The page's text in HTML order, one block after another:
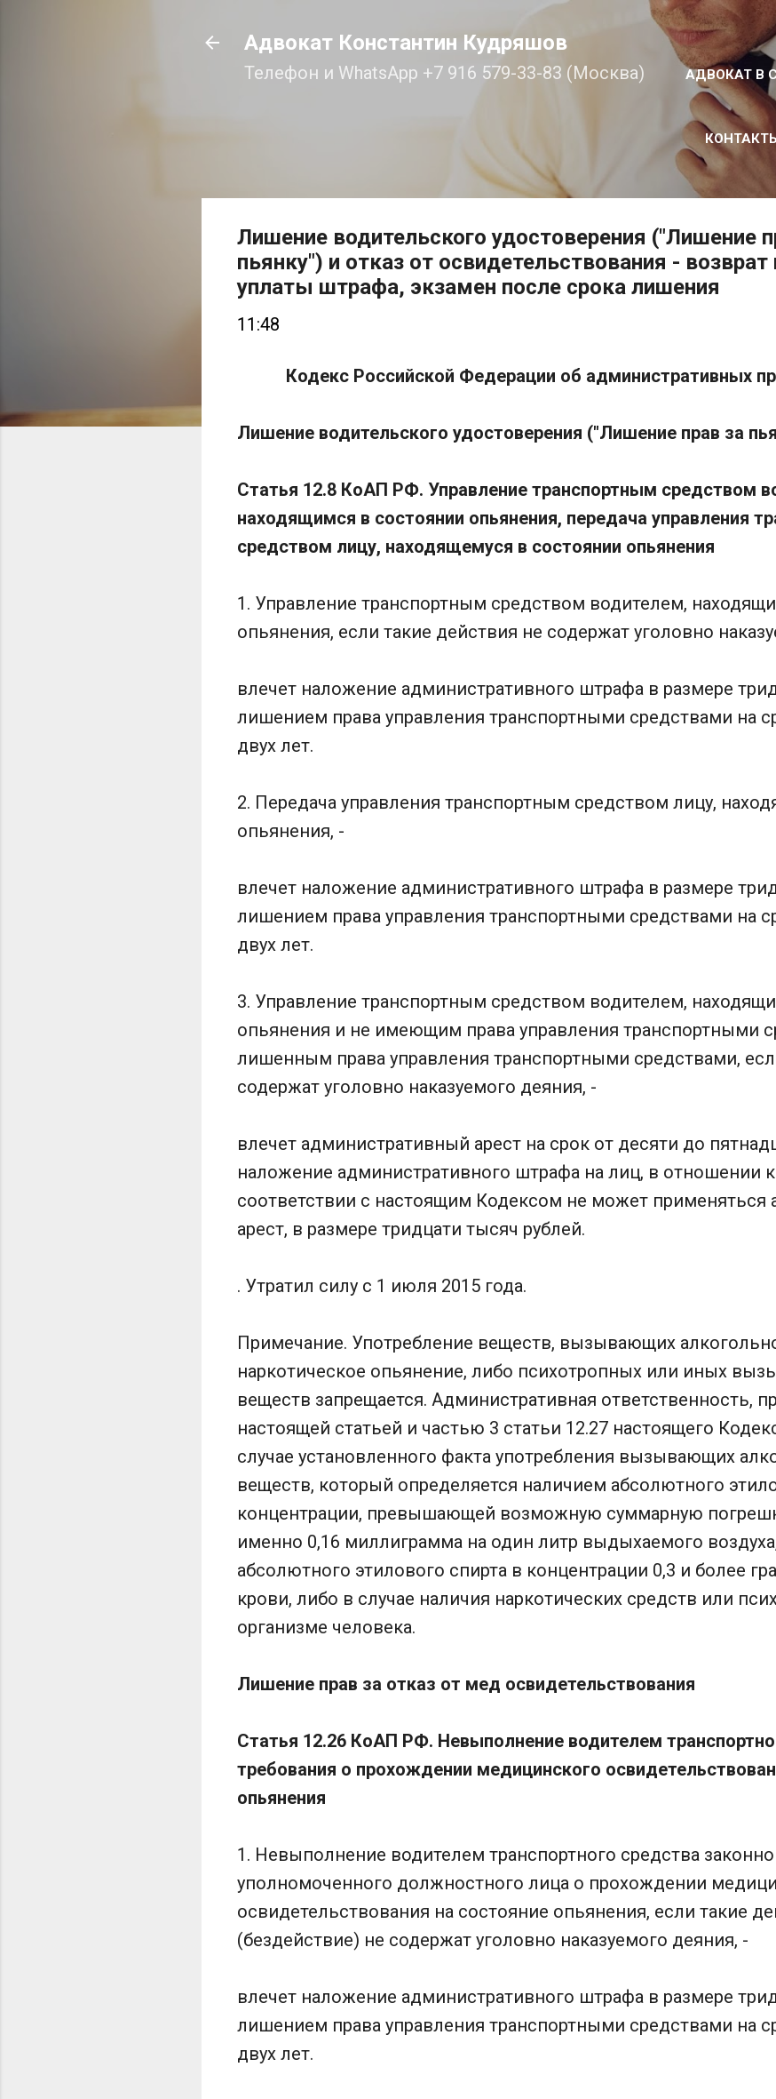
К основному контенту
Адвокат Константин Кудряшов
Телефон и WhatsApp +7 916 579-33-83 (Москва) АДВОКАТ В
Лишение водительского удостоверения ("Лишение
пьянку") и отказ от освидетельствования - возврат
уплаты штрафа, экзамен после срока лишения
11:48
Кодекс Российской Федерации об административных
Лишение водительского удостоверения ("Лишение прав за
Статья 12.8 КоАП РФ. Управление транспортным средством
находящимся в состоянии опьянения, передача управления
средством лицу, находящемуся в состоянии опьянения
1. Управление транспортным средством водителем,
опьянения, если такие действия не содержат уголовно
влечет наложение административного штрафа в размере
лишением права управления транспортными средствами на
двух лет.
2. Передача управления транспортным средством лицу,
опьянения, -
влечет наложение административного штрафа в размере
лишением права управления транспортными средствами на
двух лет.
3. Управление транспортным средством водителем,
опьянения и не имеющим права управления транспортными
лишенным права управления транспортными средствами,
содержат уголовно наказуемого деяния, -
влечет административный арест на срок от десяти до
наложение административного штрафа на лиц, в отношении
соответствии с настоящим Кодексом не может применяться
арест, в размере тридцати тысяч рублей.
. Утратил силу с 1 июля 2015 года.
Примечание. Употребление веществ, вызывающих
наркотическое опьянение, либо психотропных или иных
веществ запрещается. Административная ответственность,
настоящей статьей и частью 3 статьи 12.27 настоящего
случае установленного факта употребления вызывающих
веществ, который определяется наличием абсолютного
концентрации, превышающей возможную суммарную
именно 0,16 миллиграмма на один литр выдыхаемого
абсолютного этилового спирта в концентрации 0,3 и более
крови, либо в случае наличия наркотических средств или
организме человека.
Лишение прав за отказ от мед освидетельствования
Статья 12.26 КоАП РФ. Невыполнение водителем
требования о прохождении медицинского
опьянения
1. Невыполнение водителем транспортного средства
уполномоченного должностного лица о прохождении
освидетельствования на состояние опьянения, если такие
(бездействие) не содержат уголовно наказуемого деяния, -
влечет наложение административного штрафа в размере
лишением права управления транспортными средствами на
двух лет.